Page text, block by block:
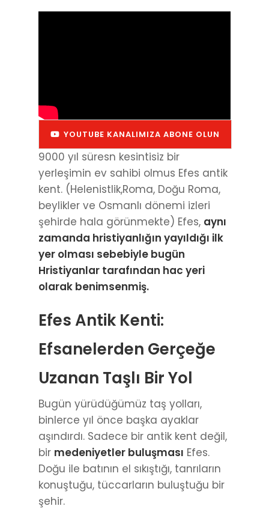
YOUTUBE KANALIMIZA ABONE OLUN
9000 yıl süresn kesintisiz bir
yerleşimin ev sahibi olmus Efes antik
kent. (Helenistlik,Roma, Doğu Roma,
beylikler ve Osmanlı dönemi izleri
şehirde hala görünmekte) Efes, aynı
zamanda hristiyanlığın yayıldığı ilk
yer olması sebebiyle bugün
Hristiyanlar tarafından hac yeri
olarak benimsenmiş.
Efes Antik Kenti:
Efsanelerden Gerçeğe
Uzanan Taşlı Bir Yol
Bugün yürüdüğümüz taş yolları,
binlerce yıl önce başka ayaklar
aşındırdı. Sadece bir antik kent değil,
bir medeniyetler buluşması Efes.
Doğu ile batının el sıkıştığı, tanrıların
konuştuğu, tüccarların buluştuğu bir
şehir.